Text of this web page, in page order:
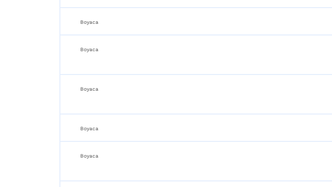
Boyaca
Boyaca
Boyaca
Boyaca
Boyaca